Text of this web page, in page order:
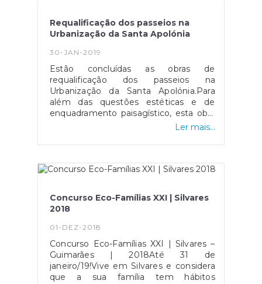
uma obra da responsabilidade da Junta
de Freguesia de Silvares, tendo sido
financiada pela Câmara Municipal de
Guimarães.Muito naturalmente,
certeza verificar-se alguns
constrangimentos e incómodos,
nomeadamente para os moradores,
motivo pelo qual, apresentamos desde
já as nossas desculpas e pedimos a
melhor compreensão.Tentaremos ser
Requalificação dos passeios na
Urbanização da Santa Apolónia
30-JAN-2019
Estão concluídas as obras de
requalificação dos passeios na
Urbanização da Santa Apolónia.Para
além das questões estéticas e de
enquadramento paisagístico, esta obra
garante uma melhoria muito
e segurança dos utilizadores,
moradores. Acreditamos que, com o
seguimento a este trabalho noutros
locais da nossa
Freguesia.Atenciosamente,Junta de
Ler mais...
Concurso Eco-Famílias XXI | Silvares
2018
01-DEZ-2018
Concurso Eco-Famílias XXI | Silvares –
Guimarães | 2018Até 31 de
janeiro/19!Vive em Silvares e considera
que a sua família tem hábitos